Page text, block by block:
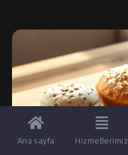
Ana sayfa Hizmetlerimiz